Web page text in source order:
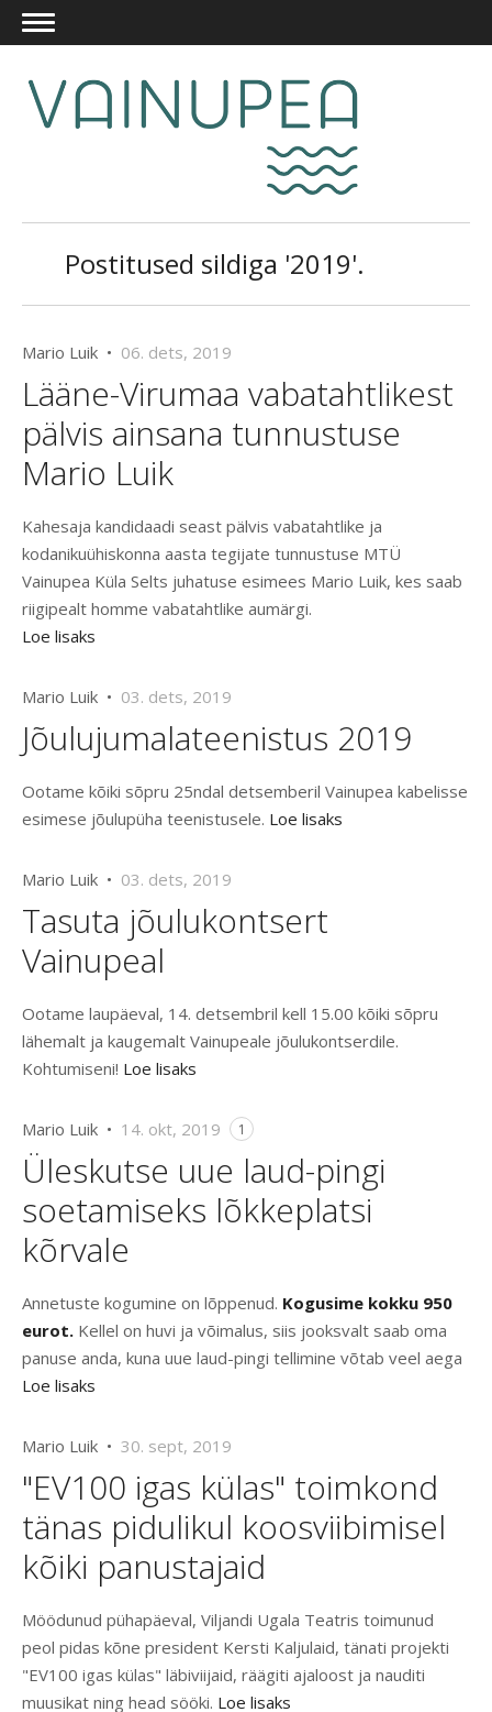
Postitused sildiga '2019'.
Mario Luik • 06. dets, 2019
Lääne-Virumaa vabatahtlikest
pälvis ainsana tunnustuse
Mario Luik
Kahesaja kandidaadi seast pälvis vabatahtlike ja
kodanikuühiskonna aasta tegijate tunnustuse MTÜ
Vainupea Küla Selts juhatuse esimees Mario Luik, kes saab
riigipealt homme vabatahtlike aumärgi.
Loe lisaks
Mario Luik • 03. dets, 2019
Jõulujumalateenistus 2019
Ootame kõiki sõpru 25ndal detsemberil Vainupea kabelisse
esimese jõulupüha teenistusele. Loe lisaks
Mario Luik • 03. dets, 2019
Tasuta jõulukontsert
Vainupeal
Ootame laupäeval, 14. detsembril kell 15.00 kõiki sõpru
lähemalt ja kaugemalt Vainupeale jõulukontserdile.
Kohtumiseni! Loe lisaks
Mario Luik • 14. okt, 2019 1
Üleskutse uue laud-pingi
soetamiseks lõkkeplatsi
kõrvale
Annetuste kogumine on lõppenud. Kogusime kokku 950
eurot. Kellel on huvi ja võimalus, siis jooksvalt saab oma
panuse anda, kuna uue laud-pingi tellimine võtab veel aega
Loe lisaks
Mario Luik • 30. sept, 2019
"EV100 igas külas" toimkond
tänas pidulikul koosviibimisel
kõiki panustajaid
Möödunud pühapäeval, Viljandi Ugala Teatris toimunud
peol pidas kõne president Kersti Kaljulaid, tänati projekti
"EV100 igas külas" läbiviijaid, räägiti ajaloost ja nauditi
muusikat ning head sööki. Loe lisaks